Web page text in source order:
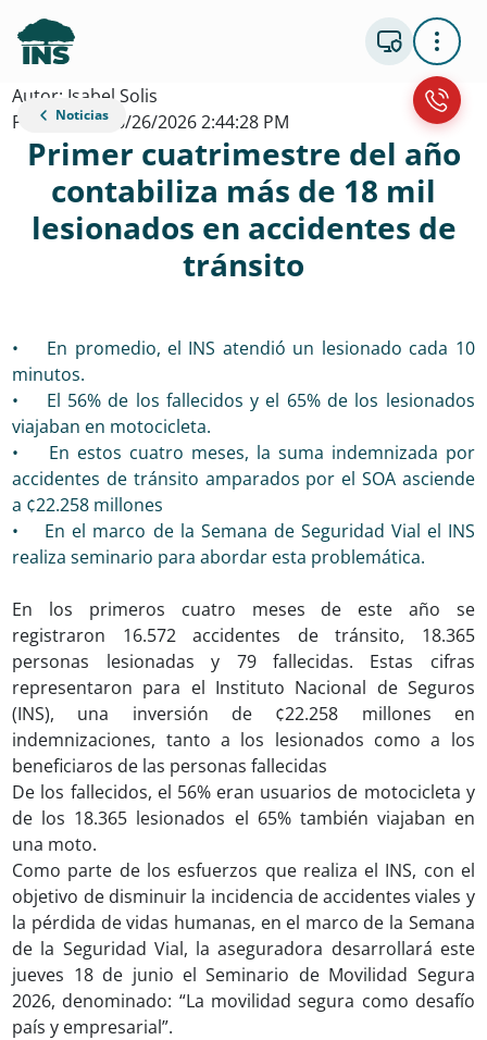
Noticias
Autor: Isabel Solis
Publicacion: 6/26/2026 2:44:28 PM
Primer cuatrimestre del año
contabiliza más de 18 mil
lesionados en accidentes de
tránsito
• En promedio, el INS atendió un lesionado cada 10
minutos.
• El 56% de los fallecidos y el 65% de los lesionados
viajaban en motocicleta.
• En estos cuatro meses, la suma indemnizada por
accidentes de tránsito amparados por el SOA asciende
a ¢22.258 millones
• En el marco de la Semana de Seguridad Vial el INS
realiza seminario para abordar esta problemática.
En los primeros cuatro meses de este año se
registraron 16.572 accidentes de tránsito, 18.365
personas lesionadas y 79 fallecidas. Estas cifras
representaron para el Instituto Nacional de Seguros
(INS), una inversión de ¢22.258 millones en
indemnizaciones, tanto a los lesionados como a los
beneficiaros de las personas fallecidas
De los fallecidos, el 56% eran usuarios de motocicleta y
de los 18.365 lesionados el 65% también viajaban en
una moto.
Como parte de los esfuerzos que realiza el INS, con el
objetivo de disminuir la incidencia de accidentes viales y
la pérdida de vidas humanas, en el marco de la Semana
de la Seguridad Vial, la aseguradora desarrollará este
jueves 18 de junio el Seminario de Movilidad Segura
2026, denominado: “La movilidad segura como desafío
país y empresarial”.